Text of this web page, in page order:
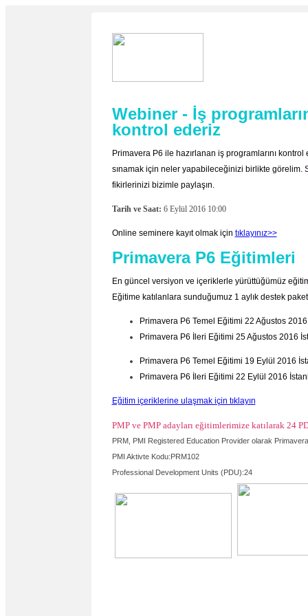
Webiner - İş
kontrol ederiz
Primavera P6 ile hazırlanan iş programlarını
sınamak için neler yapabileceğinizi birlikte görelim.
fikirlerinizi bizimle paylaşın.
Tarih ve Saat: 6 Eylül 2016 10:00
Online seminere kayıt olmak için tıklayınız>>
Primavera P6 Eğitimleri
En güncel versiyon ve içeriklerle yürüttüğümüz
Eğitime katılanlara sunduğumuz 1 aylık destek
Primavera P6 Temel Eğitimi 22 Ağustos
Primavera P6 İleri Eğitimi 25 Ağustos 2016
Primavera P6 Temel Eğitimi 19 Eylül 2016
Primavera P6 İleri Eğitimi 22 Eylül 2016
Eğitim içeriklerine ulaşmak için tıklayın
PMP ve PMP adayları eğitimlerimize katılarak 24
PRM, PMI Registered Education Provider olarak
PMI Aktivte Kodu:PRM102
Professional Development Units (PDU):24